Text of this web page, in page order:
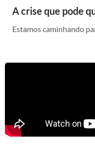
A crise que pode
Estamos caminhando